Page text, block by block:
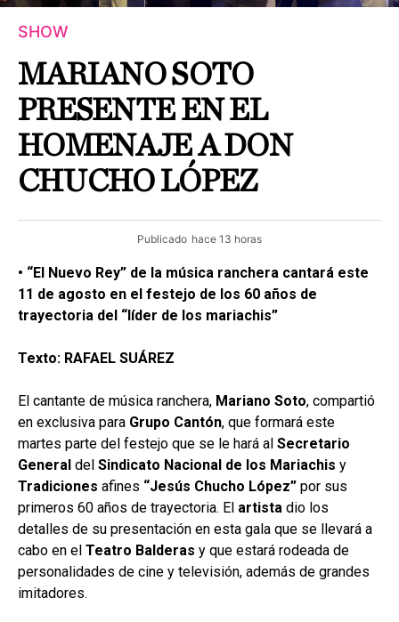
SHOW
MARIANO SOTO
PRESENTE EN EL
HOMENAJE A DON
CHUCHO LÓPEZ
Publicado hace 13 horas
• “El Nuevo Rey” de la música ranchera cantará este
11 de agosto en el festejo de los 60 años de
trayectoria del “líder de los mariachis”
Texto: RAFAEL SUÁREZ
El cantante de música ranchera, Mariano Soto, compartió
en exclusiva para Grupo Cantón, que formará este
martes parte del festejo que se le hará al Secretario
General del Sindicato Nacional de los Mariachis y
Tradiciones afines “Jesús Chucho López” por sus
primeros 60 años de trayectoria. El artista dio los
detalles de su presentación en esta gala que se llevará a
cabo en el Teatro Balderas y que estará rodeada de
personalidades de cine y televisión, además de grandes
imitadores.